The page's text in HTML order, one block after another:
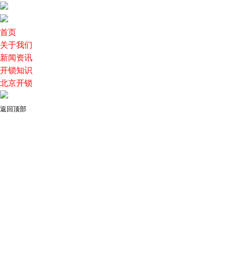
首页
关于我们
新闻资讯
开锁知识
北京开锁
返回顶部